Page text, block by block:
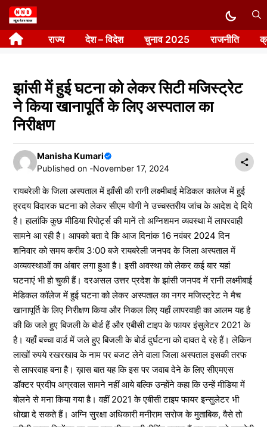
Skip
to
content राज्य देश – विदेश चुनाव 2025 राजनीति
झांसी में हुई घटना को लेकर सिटी मजिस्ट्रेट
ने किया खानापूर्ति के लिए अस्पताल का
निरीक्षण
Manisha Kumari
Published on -November 17, 2024
रायबरेली के जिला अस्पताल में झाँसी की रानी लक्ष्मीबाई मेडिकल कालेज में हुई
ह्रदय विदारक घटना को लेकर सीएम योगी ने उच्चस्तरीय जांच के आदेश दे दिये
है। हालांकि कुछ मीडिया रिपोर्ट्स की मानें तो अग्निशमन व्यवस्था में लापरवाही
सामने आ रही है। आपको बता दे कि आज दिनांक 16 नवंबर 2024 दिन
शनिवार को समय करीब 3:00 बजे रायबरेली जनपद के जिला अस्पताल में
अव्यवस्थाओं का अंबार लगा हुआ है। इसी अवस्था को लेकर कई बार यहां
घटनाएं भी हो चुकी हैं। दरअसल उत्तर प्रदेश के झांसी जनपद में रानी लक्ष्मीबाई
मेडिकल कॉलेज में हुई घटना को लेकर अस्पताल का नगर मजिस्ट्रेट ने मैच
खानापूर्ति के लिए निरीक्षण किया और निकल लिए यहाँ लापरवाही का आलम यह है
की कि जले हुए बिजली के बोर्ड हैं और एबीसी टाइप के फायर इंसुलेटर 2021 के
है। यहाँ बच्चा वार्ड में जले हुए बिजली के बोर्ड दुर्घटना को दावत दे रहे हैं। लेकिन
लाखों रुपये रखरखाव के नाम पर बजट लेने वाला जिला अस्पताल इसकी तरफ
से लापरवाह बना है। ख़ास बात यह कि इस पर जवाब देने के लिए सीएमएस
डॉक्टर प्रदीप अग्रवाल सामने नहीं आये बल्कि उन्होंने कहा कि उन्हें मीडिया में
बोलने से मना किया गया है। वहीं 2021 के एबीसी टाइप फायर इन्सुलेटर भी
धोखा दे सकते हैं। अग्नि सुरक्षा अधिकारी मनीराम सरोज के मुताबिक, वैसे तो